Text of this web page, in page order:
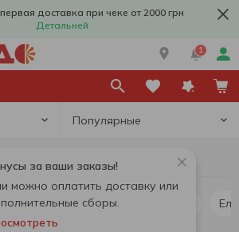
доставка при чеке от 2000 грн
Детальней
1
Популярные
за ваши заказы!
можно оплатить доставку или
сборы.
Пиво Пиво Feldschlobchen
Пиво темное Ель